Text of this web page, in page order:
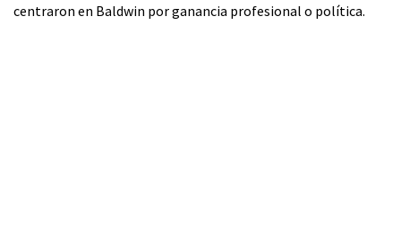
centraron en Baldwin por ganancia profesional o política.